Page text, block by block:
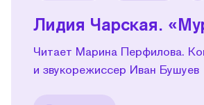
Лидия Чарская.
Читает Марина Перфилова.
и звукорежиссер Иван Бушуев